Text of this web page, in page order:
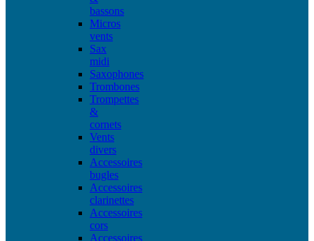
bassons
Micros
vents
Sax
midi
Saxophones
Trombones
Trompettes
&
cornets
Vents
divers
Accessoires
bugles
Accessoires
clarinettes
Accessoires
cors
Accessoires